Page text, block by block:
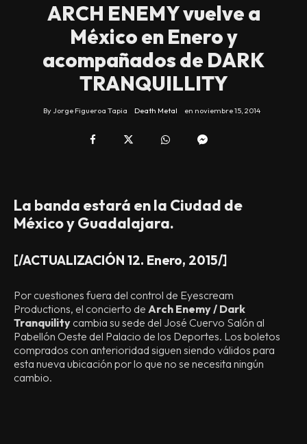
ARCH ENEMY vuelve a
México en Enero y
acompañados de DARK
TRANQUILLITY
By Jorge Figueroa Tapia Death Metal en noviembre 15, 2014
La banda estará en la Ciudad de
México y Guadalajara.
[/ACTUALIZACIÓN 12. Enero, 2015/]
Por cuestiones fuera del control de Eyescream
Productions, el concierto de Arch Enemy / Dark
Tranquility cambia su sede del José Cuervo Salón al
Pabellón Oeste del Palacio de los Deportes. Los boletos
comprados con anterioridad siguen siendo válidos para
esta nueva ubicación por lo que no se necesita ningún
cambio.